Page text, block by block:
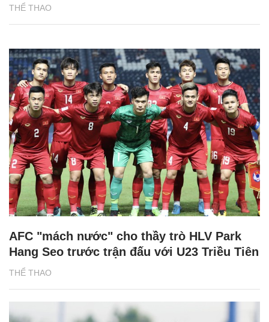
THỂ THAO
THỂ THAO
AFC "mách nước" cho thầy trò HLV Park
Hang Seo trước trận đấu với U23 Triều Tiên